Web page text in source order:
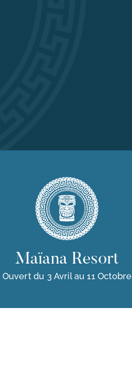
Maïana Resort
Ouvert du 3 Avril au 11 Octobre